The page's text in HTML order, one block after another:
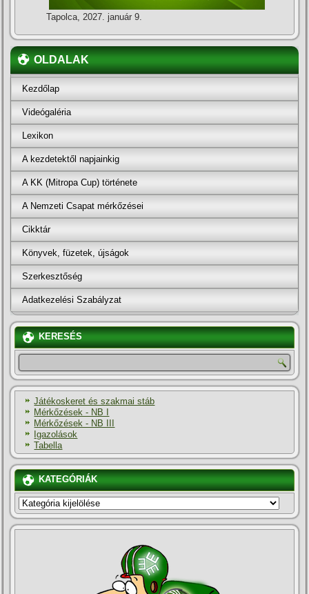
Tapolca, 2027. január 9.
OLDALAK
Kezdőlap
Videógaléria
Lexikon
A kezdetektől napjainkig
A KK (Mitropa Cup) története
A Nemzeti Csapat mérkőzései
Cikktár
Könyvek, füzetek, újságok
Szerkesztőség
Adatkezelési Szabályzat
KERESÉS
Játékoskeret és szakmai stáb
Mérkőzések - NB I
Mérkőzések - NB III
Igazolások
Tabella
KATEGÓRIÁK
KATEGÓRIÁK